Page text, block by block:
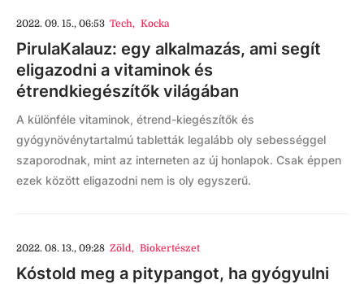
2022. 09. 15., 06:53 Tech, Kocka
PirulaKalauz: egy alkalmazás, ami segít
eligazodni a vitaminok és
étrendkiegészítők világában
A különféle vitaminok, étrend-kiegészítők és
gyógynövénytartalmú tabletták legalább oly sebességgel
szaporodnak, mint az interneten az új honlapok. Csak éppen
ezek között eligazodni nem is oly egyszerű.
2022. 08. 13., 09:28 Zöld, Biokertészet
Kóstold meg a pitypangot, ha gyógyulni